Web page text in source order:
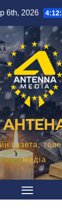
6th, 2026
газета,
медіа